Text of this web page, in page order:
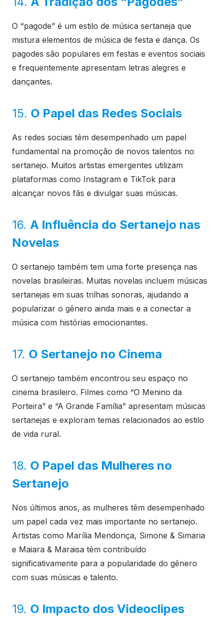
O “pagode” é um estilo de música sertaneja que
mistura elementos de música de festa e dança. Os
pagodes são populares em festas e eventos sociais
e frequentemente apresentam letras alegres e
dançantes.
15. O Papel das Redes Sociais
As redes sociais têm desempenhado um papel
fundamental na promoção de novos talentos no
sertanejo. Muitos artistas emergentes utilizam
plataformas como Instagram e TikTok para
alcançar novos fãs e divulgar suas músicas.
16. A Influência do Sertanejo nas
Novelas
O sertanejo também tem uma forte presença nas
novelas brasileiras. Muitas novelas incluem músicas
sertanejas em suas trilhas sonoras, ajudando a
popularizar o gênero ainda mais e a conectar a
música com histórias emocionantes.
17. O Sertanejo no Cinema
O sertanejo também encontrou seu espaço no
cinema brasileiro. Filmes como “O Menino da
Porteira” e “A Grande Família” apresentam músicas
sertanejas e exploram temas relacionados ao estilo
de vida rural.
18. O Papel das Mulheres no
Sertanejo
Nos últimos anos, as mulheres têm desempenhado
um papel cada vez mais importante no sertanejo.
Artistas como Marília Mendonça, Simone & Simaria
e Maiara & Maraisa têm contribuído
significativamente para a popularidade do gênero
com suas músicas e talento.
19. O Impacto dos Videoclipes